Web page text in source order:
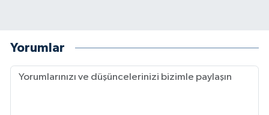
Yorumlar